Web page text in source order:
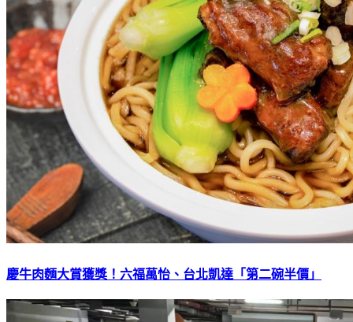
慶牛肉麵大賞獲獎！六福萬怡、台北凱達「第二碗半價」